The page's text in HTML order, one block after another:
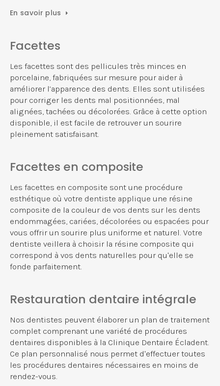
En savoir plus
Facettes
Les facettes sont des pellicules très minces en
porcelaine, fabriquées sur mesure pour aider à
améliorer l’apparence des dents. Elles sont utilisées
pour corriger les dents mal positionnées, mal
alignées, tachées ou décolorées. Grâce à cette option
disponible, il est facile de retrouver un sourire
pleinement satisfaisant.
Facettes en composite
Les facettes en composite sont une procédure
esthétique où votre dentiste applique une résine
composite de la couleur de vos dents sur les dents
endommagées, cariées, décolorées ou espacées pour
vous offrir un sourire plus uniforme et naturel. Votre
dentiste veillera à choisir la résine composite qui
correspond à vos dents naturelles pour qu'elle se
fonde parfaitement.
Restauration dentaire intégrale
Nos dentistes peuvent élaborer un plan de traitement
complet comprenant une variété de procédures
dentaires disponibles à la Clinique Dentaire Écladent.
Ce plan personnalisé nous permet d'effectuer toutes
les procédures dentaires nécessaires en moins de
rendez-vous.